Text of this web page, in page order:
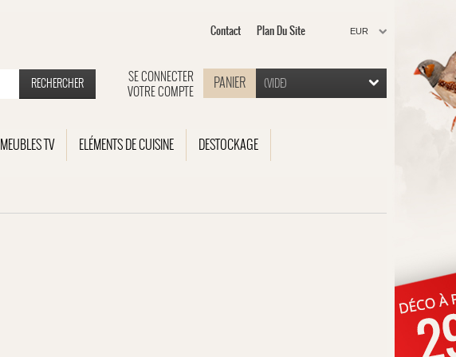
EUR
Contact Plan Du Site
PANIER (VIDE)
SE CONNECTER
VOTRE COMPTE
RECHERCHER
MEUBLES TV ELÉMENTS DE CUISINE DESTOCKAGE